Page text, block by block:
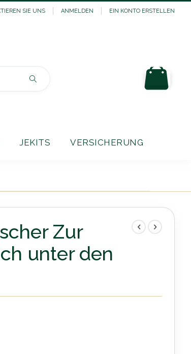
SIE UNS ANMELDEN EIN KONTO ERSTELLEN
JEKITS VERSICHERUNG
Zur
unter den